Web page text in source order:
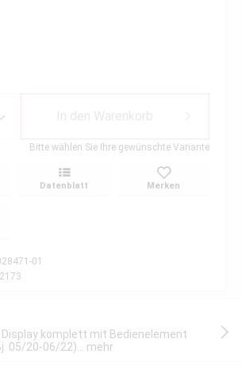
Bitte wählen Sie Ihre gewünschte Variante
Datenblatt Merken
01
Display komplett mit Bedienelement
05/20-06/22)...
mehr